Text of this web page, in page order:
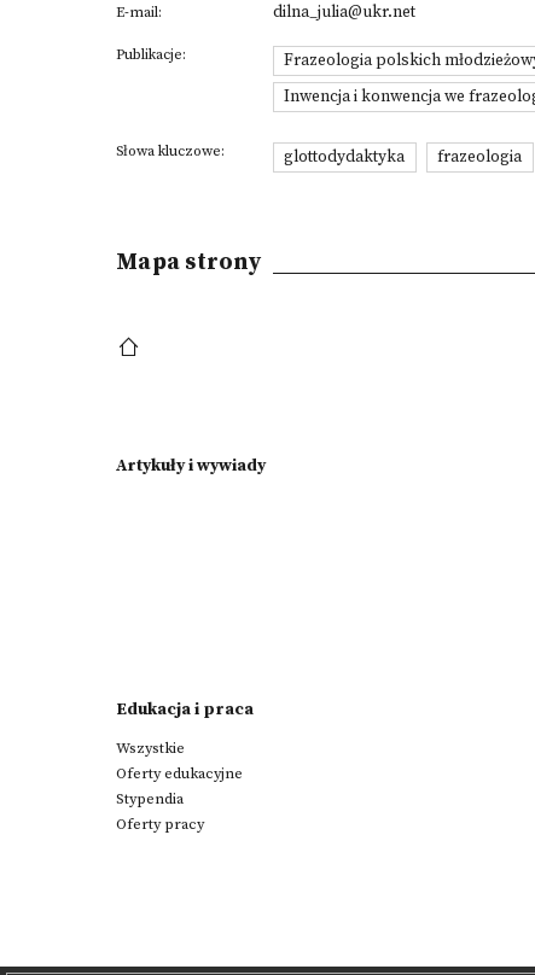
E-mail: dilna_julia@ukr.net
Publikacje:
Frazeologia polskich
Inwencja i konwencja we
Słowa kluczowe: glottodydaktyka frazeologia
Mapa strony
Artykuły i wywiady
Edukacja i praca
Wszystkie
Oferty edukacyjne
Stypendia
Oferty pracy